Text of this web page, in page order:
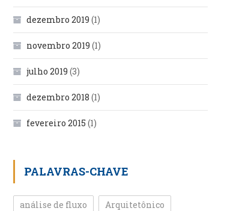
dezembro 2019 (1)
novembro 2019 (1)
julho 2019 (3)
dezembro 2018 (1)
fevereiro 2015 (1)
PALAVRAS-CHAVE
análise de fluxo Arquitetônico